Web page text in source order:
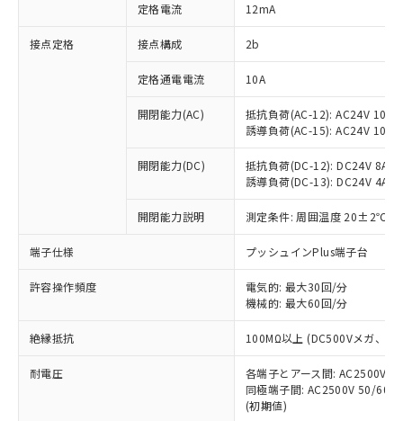
定格電流 12mA
接点定格 接点構成 2b
定格通電電流 10A
開閉能力(AC)
抵抗負荷(AC-12): AC24V 10A/
誘導負荷(AC-15): AC24V
開閉能力(DC)
抵抗負荷(DC-12): DC24V 8A/
誘導負荷(DC-13): DC24V 4A/
開閉能力説明 測定条件: 周囲温度 20±2℃、
端子仕様 プッシュインPlus端子台
許容操作頻度
電気的: 最大30回/分
機械的: 最大60回/分
絶縁抵抗 100MΩ以上 (DC500Vメガ、点
耐電圧
各端子とアース間: AC2500V
同極端子間: AC2500V 50/
(初期値)
ご利用条件
以下の条件をお読みいただき、同意のうえ
ご利用ください。
本サービスは、当社制御機器事業取扱
商品の当社在庫状況および標準価格
(税抜)を提供させていただくもので
当社制御機器事業取扱商品の中には、
本サービスの対象外となる商品もある
ことをご了承ください。
在庫状況および標準価格照会結果は、
記載している更新日時点での社内デー
タに基づき作成されるものであり、閲
覧された時点での実際の在庫および標
準価格とは異なる場合があることをご
対応済み：EU RoHS指令（10物質）の
非含有に対応した製品が提供可能な商品で
す。
対応予定：EU RoHS指令（10物質）の非含
有に対応した製品に切り替える予定のある
対応予定なし：EU RoHS指令（10物質）の
非含有に非対応の商品で、対応品を出す予
定はありません。
調査・確認中：EU RoHS指令（10物質）の
非含有の対応状況を調査中または確認中の
非該当品：ライセンス料など無形物で、有
害物質有無と関係のない商品です。
仕入先様の事情により、非含有部品として
いたものが、含有品と判明した場合などや
むを得ず変更することがあります。
六価クロム(Cr(Ⅵ)) 1000ppm以下、ポリ臭化ビフェニル
類(PBB) 1000ppm以下、ポリ臭化ジフェニルエーテル類
「○」：最大均質材料含有率が中国RoHSの
基準値以下であることを示します。
「×」：最大均質材料含有率が中国RoHSの
基準値を超えていることを示します。
「－」：未確認です。当社販売部門へお問
*中国RoHS10物質の基準値 (GB/T26572)：
Pb(鉛) :1000ppm、 Hg(水銀) : 1000ppm、 Cd(カドミウ
Cr(Ⅵ)(六価クロム) : 1000ppm、 PBBs(ポリ臭化ビフェ
当社は、これら貴社製品のうち、外国
為替および外国貿易法に定める商品
（以下｢規制貨物等」という）を輸出
または国外への提供する場合は、日本
国政府の輸出許可(または役務取引許
可)を取得するなどの必要な手続きを